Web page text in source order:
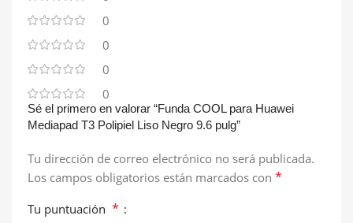
0
0
0
0
Sé el primero en valorar “Funda COOL para Huawei
Mediapad T3 Polipiel Liso Negro 9.6 pulg”
Tu dirección de correo electrónico no será publicada.
Los campos obligatorios están marcados con *
Tu puntuación *